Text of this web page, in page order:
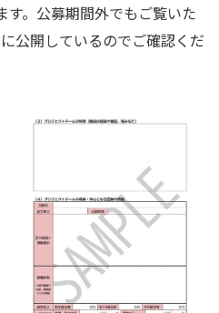
す。公募期間外でもご覧いた
公開しているのでご確認くだ